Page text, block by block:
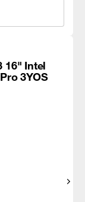
16" Intel
3YOS